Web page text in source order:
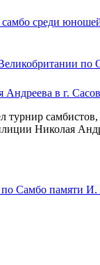
среди
в г.
турнир
Николая
Самбо памяти И.